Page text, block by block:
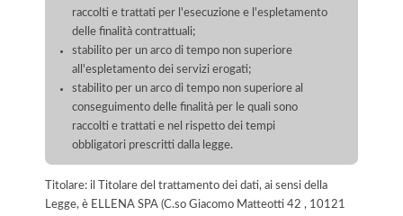
raccolti e trattati per l'esecuzione e l'espletamento
delle finalità contrattuali;
stabilito per un arco di tempo non superiore
all'espletamento dei servizi erogati;
stabilito per un arco di tempo non superiore al
conseguimento delle finalità per le quali sono
raccolti e trattati e nel rispetto dei tempi
obbligatori prescritti dalla legge.
Titolare: il Titolare del trattamento dei dati, ai sensi della
Legge, è ELLENA SPA (C.so Giacomo Matteotti 42 , 10121